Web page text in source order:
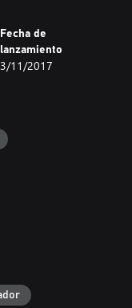
Fecha de
lanzamiento
3/11/2017